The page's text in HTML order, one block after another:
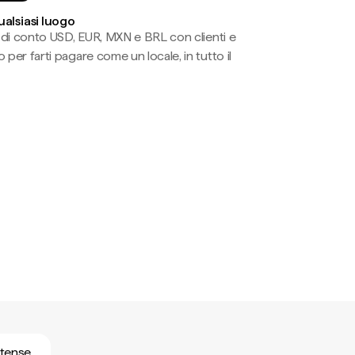
luogo
conto USD, EUR, MXN e BRL con clienti e
farti pagare come un locale, in tutto il